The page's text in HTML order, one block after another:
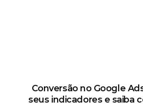
Conversão no Google
seus indicadores e saiba